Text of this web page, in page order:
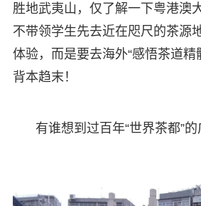
胜地武夷山，仅了解一下粤港澳
不带领学生先去近在咫尺的茶源
体验，而是要去海外“感悟茶道精
背本趋末！
有谁想到过百年“世界茶都”的